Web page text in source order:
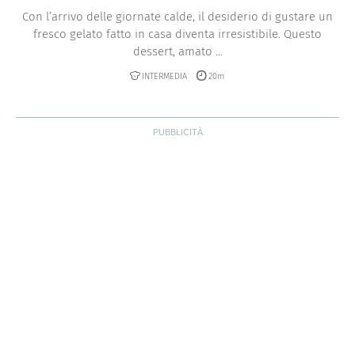
Con l’arrivo delle giornate calde, il desiderio di gustare un
fresco gelato fatto in casa diventa irresistibile. Questo
dessert, amato ...
INTERMEDIA 20m